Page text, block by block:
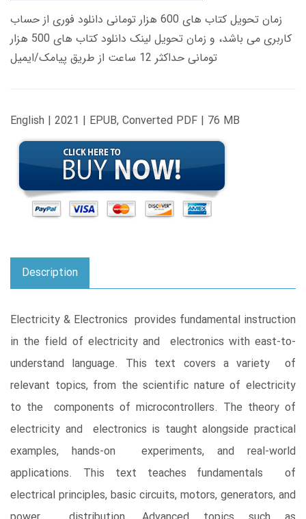
زمان تحویل کتاب های 600 هزار تومانی دانلود فوری از حساب
کاربری می باشد، و زمان تحویل لینک دانلود کتاب های 500 هزار
تومانی حداکثر 12 ساعت از طریق پیامک/ایمیل
English | 2021 | EPUB, Converted PDF | 76 MB
Description
Electricity & Electronics provides fundamental instruction
in the field of electricity and electronics with east-to-
understand language. This text covers a variety of
relevant topics, from the scientific nature of electricity
to the components of microcontrollers. The theory of
electricity and electronics is taught alongside practical
examples, hands-on experiments, and real-world
applications. This text teaches fundamentals of
electrical principles, basic circuits, motors, generators, and